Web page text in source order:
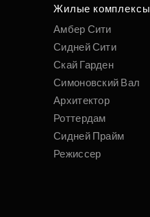
Жилые комплексы
Амбер Сити
Сидней Сити
Скай Гарден
Симоновский Вал
Архитектор
Роттердам
Сидней Прайм
Режиссер